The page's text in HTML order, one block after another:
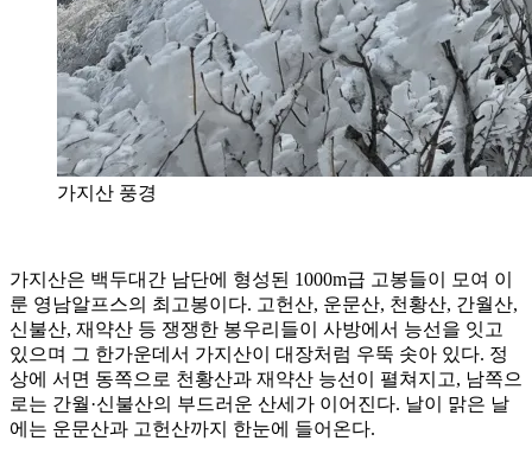
가지산 풍경
가지산은 백두대간 남단에 형성된 1000m급 고봉들이 모여 이
룬 영남알프스의 최고봉이다. 고헌산, 운문산, 천황산, 간월산,
신불산, 재약산 등 쟁쟁한 봉우리들이 사방에서 능선을 잇고
있으며 그 한가운데서 가지산이 대장처럼 우뚝 솟아 있다. 정
상에 서면 동쪽으로 천황산과 재약산 능선이 펼쳐지고, 남쪽으
로는 간월·신불산의 부드러운 산세가 이어진다. 날이 맑은 날
에는 운문산과 고헌산까지 한눈에 들어온다.